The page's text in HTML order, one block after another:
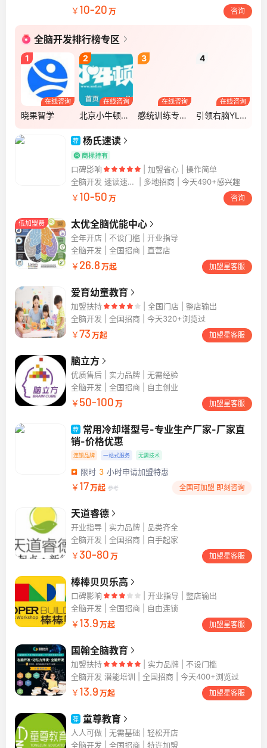
￥ 10-20万 咨询
全脑开发排行榜专区
1
在线咨询
晓果智学
2
在线咨询
北京小牛顿科学实验班
3
在线咨询
感统训练专注力智力全脑开发早教·杰奥教育
4
在线咨询
引领右脑YL全脑教育
荐 杨氏速读
口碑影响
加盟省心 | 操作简单
全脑开发 速读速记加盟
多地招商 | 今天490+感兴趣
￥ 10-50万 咨询
低加盟费 太优全脑优能中心
全年开店 | 不设门槛 | 开业指导
全脑开发
全国招商 | 直营店
￥ 26.8万起 加盟星客服
爱育幼童教育
加盟扶持
全国门店 | 整店输出
全脑开发
全国招商 | 今天320+浏览过
￥73万起 加盟星客服
脑立方
优质售后 | 实力品牌 | 无需经验
全脑开发
全国招商 | 自主创业
￥ 50-100万 加盟星客服
荐
常用冷却塔型号-专业生产厂家-厂家直
销-价格优惠
连锁品牌 一站式服务 无需技术
限时 3 小时申请加盟特惠
￥ 17万起 参考 全国可加盟 即刻咨询
天道睿德
开业指导 | 实力品牌 | 品类齐全
全脑开发
全国招商 | 白手起家
￥30-80万 加盟星客服
棒棒贝贝乐高
口碑影响
开业指导 | 整店输出
全脑开发
全国招商 | 自由连锁
￥ 13.9万起 加盟星客服
国翰全脑教育
加盟扶持
实力品牌 | 不设门槛
全脑开发 潜能培训
全国招商 | 今天400+浏览过
￥ 13.9万起 加盟星客服
荐 童尊教育
人人可做 | 无需基础 | 轻松开店
全脑开发
全国招商 | 特许加盟